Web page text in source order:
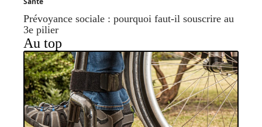
Prévoyance sociale : pourquoi faut-il souscrire au
3e pilier
Au top